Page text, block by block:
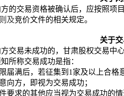
的交易资格被确认后，应按照项
及竞价文件的相关规定。
关于
交易未成功的， 甘肃股权交易中
所称交易成功是指：
届满后，若征集到1家及以上合格
向方，
即视为交易成功；
要求的其他应当视为交易成功的